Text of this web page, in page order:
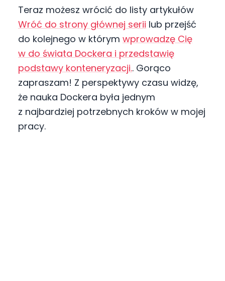
Teraz możesz wrócić do listy artykułów
Wróć do strony głównej serii lub przejść
do kolejnego w którym wprowadzę Cię
w do świata Dockera i przedstawię
podstawy konteneryzacji.. Gorąco
zapraszam! Z perspektywy czasu widzę,
że nauka Dockera była jednym
z najbardziej potrzebnych kroków w mojej
pracy.